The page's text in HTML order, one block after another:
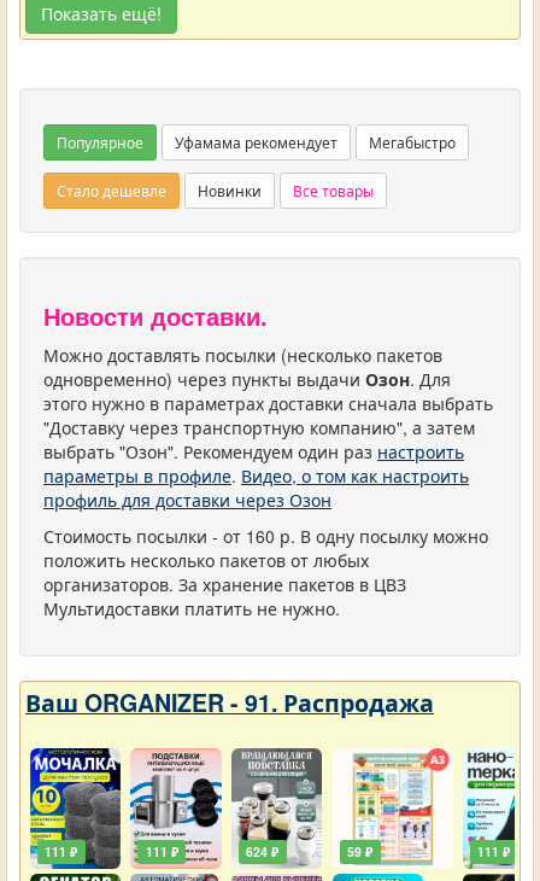
Показать ещё!
Популярное Уфамама рекомендует Мегабыстро
Стало дешевле Новинки Все товары
Новости доставки.
Можно доставлять посылки (несколько пакетов
одновременно) через пункты выдачи Озон. Для
этого нужно в параметрах доставки сначала выбрать
"Доставку через транспортную компанию", а затем
выбрать "Озон". Рекомендуем один раз настроить
параметры в профиле. Видео, о том как настроить
профиль для доставки через Озон
Стоимость посылки - от 160 р. В одну посылку можно
положить несколько пакетов от любых
организаторов. За хранение пакетов в ЦВЗ
Мультидоставки платить не нужно.
Ваш ORGANIZER - 91. Распродажа
111 ₽ 111 ₽ 624 ₽ 59 ₽ 111 ₽